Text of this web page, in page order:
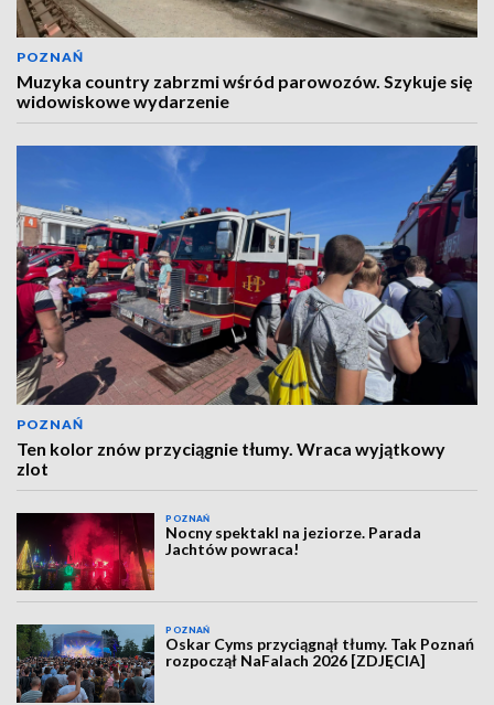
POZNAŃ
Muzyka country zabrzmi wśród parowozów. Szykuje się
widowiskowe wydarzenie
POZNAŃ
Ten kolor znów przyciągnie tłumy. Wraca wyjątkowy
zlot
POZNAŃ
Nocny spektakl na jeziorze. Parada
Jachtów powraca!
POZNAŃ
Oskar Cyms przyciągnął tłumy. Tak Poznań
rozpoczął NaFalach 2026 [ZDJĘCIA]